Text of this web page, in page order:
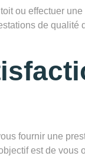
ou effectuer
de qualité
fournir une
est de vous